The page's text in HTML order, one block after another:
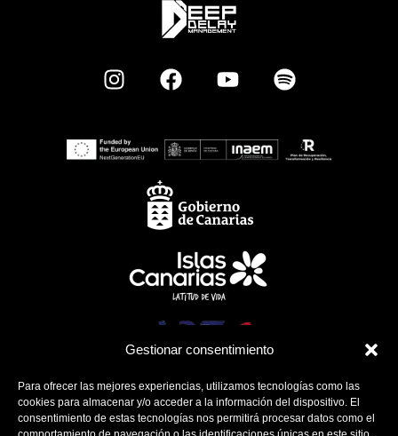
Gestionar consentimiento
Para ofrecer las mejores experiencias, utilizamos tecnologías como las
cookies para almacenar y/o acceder a la información del dispositivo. El
consentimiento de estas tecnologías nos permitirá procesar datos como el